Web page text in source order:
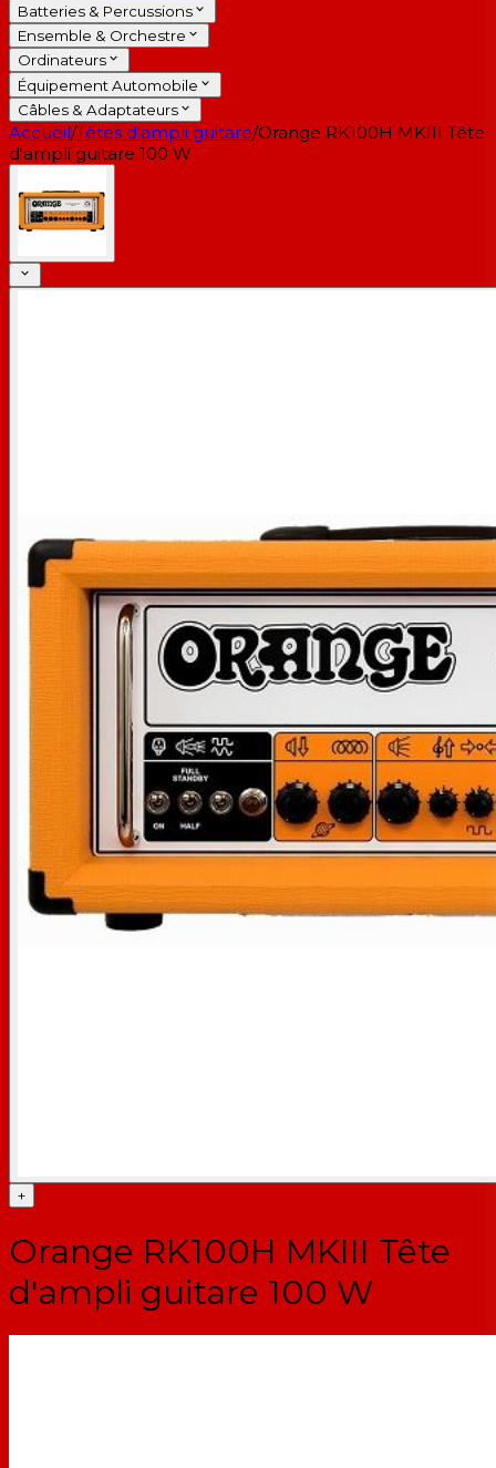
Batteries & Percussions
Ensemble & Orchestre
Ordinateurs
Équipement Automobile
Câbles & Adaptateurs
Accueil/Têtes d'ampli guitare/Orange RK100H MKIII Tête
d'ampli guitare 100 W
+
Orange RK100H MKIII Tête
d'ampli guitare 100 W